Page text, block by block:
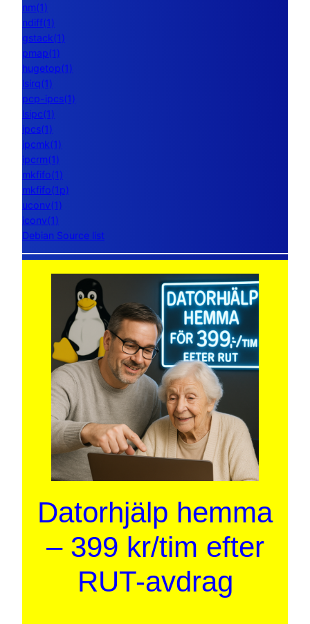
nm(1)
ndiff(1)
gstack(1)
pmap(1)
hugetop(1)
lsirq(1)
pcp-ipcs(1)
lsipc(1)
ipcs(1)
ipcmk(1)
ipcrm(1)
mkfifo(1)
mkfifo(1p)
uconv(1)
iconv(1)
Debian Source list
Datorhjälp hemma
– 399 kr/tim efter
RUT-avdrag